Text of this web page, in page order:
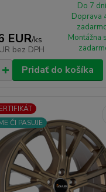
EUR/ks
bez DPH
Do 7
Doprava
Montážna
Pridať do košíka
ČI PASUJE